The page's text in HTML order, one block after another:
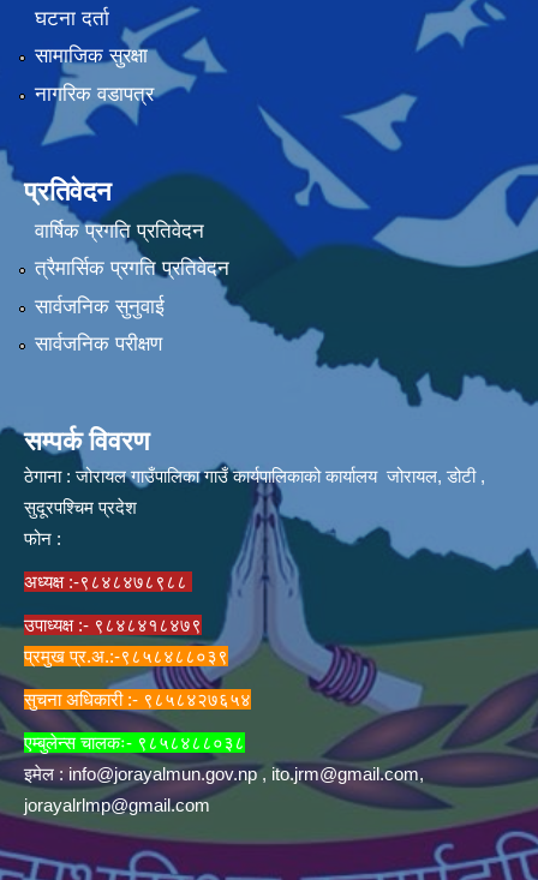
घटना दर्ता
सामाजिक सुरक्षा
नागरिक वडापत्र
प्रतिवेदन
वार्षिक प्रगति प्रतिवेदन
त्रैमार्सिक प्रगति प्रतिवेदन
सार्वजनिक सुनुवाई
सार्वजनिक परीक्षण
सम्पर्क विवरण
ठेगाना : जोरायल गाउँपालिका गाउँ कार्यपालिकाको कार्यालय जोरायल, डोटी ,
सुदूरपश्चिम प्रदेश
फोन :
अध्यक्ष :-९८४८४७८९८८
उपाध्यक्ष :- ९८४८४१८४७९
प्रमुख प्र.अ.:-९८५८४८८०३९
सुचना अधिकारी :- ९८५८४२७६५४
एम्बुलेन्स चालकः- ९८५८४८८०३८
इमेल : info@jorayalmun.gov.np, ito.jrm@gmail.com,
jorayalrlmp@gmail.com